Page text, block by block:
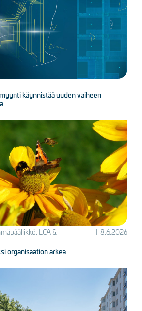
käynnistää uuden vaiheen
LCA &
| 8.6.2026
organisaation arkea